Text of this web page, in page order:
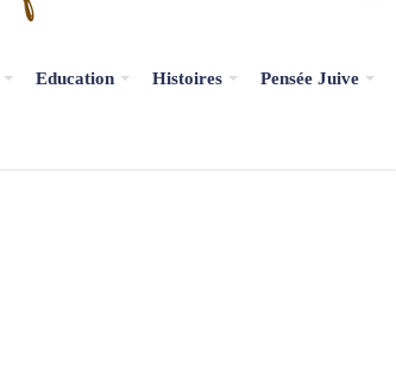
Education Histoires Pensée Juive